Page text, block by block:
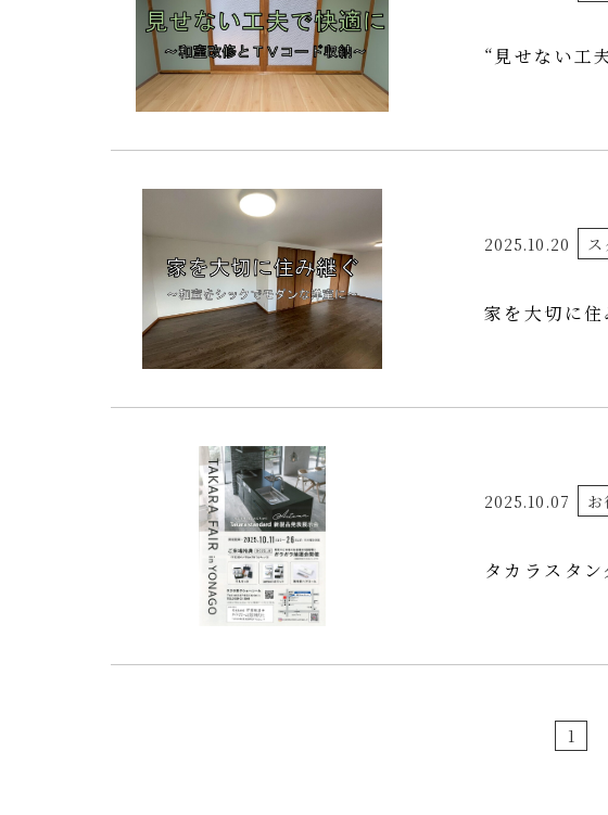
“見せない工
2025.10.20
家を大切に
2025.10.07
タカラスタ
1